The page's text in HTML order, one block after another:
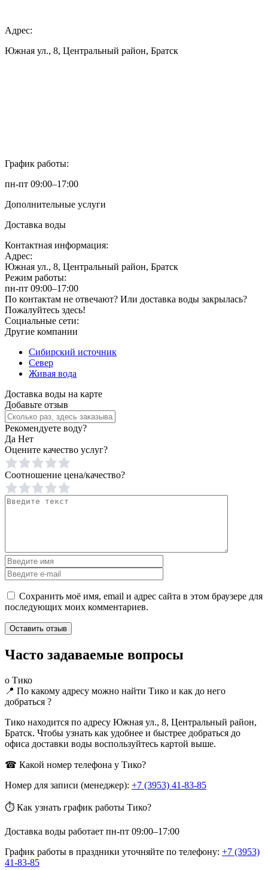
Адрес:
Южная ул., 8, Центральный район, Братск
График работы:
пн-пт 09:00–17:00
Дополнительные услуги
Доставка воды
Контактная информация:
Адрес:
Южная ул., 8, Центральный район, Братск
Режим работы:
пн-пт 09:00–17:00
По контактам не отвечают? Или доставка воды закрылась?
Пожалуйтесь здесь!
Социальные сети:
Другие компании
Сибирский источник
Север
Живая вода
Доставка воды на карте
Добавьте отзыв
Рекомендуете воду?
Да Нет
Оцените качество услуг?
Соотношение цена/качество?
Сохранить моё имя, email и адрес сайта в этом браузере для
последующих моих комментариев.
Часто задаваемые вопросы
о Тико
📍 По какому адресу можно найти Тико и как до него
добраться ?
Тико находится по адресу Южная ул., 8, Центральный район,
Братск. Чтобы узнать как удобнее и быстрее добраться до
офиса доставки воды воспользуйтесь картой выше.
☎ Какой номер телефона у Тико?
Номер для записи (менеджер): +7 (3953) 41-83-85
⏱ Как узнать график работы Тико?
Доставка воды работает пн-пт 09:00–17:00
График работы в праздники уточняйте по телефону: +7 (3953)
41-83-85